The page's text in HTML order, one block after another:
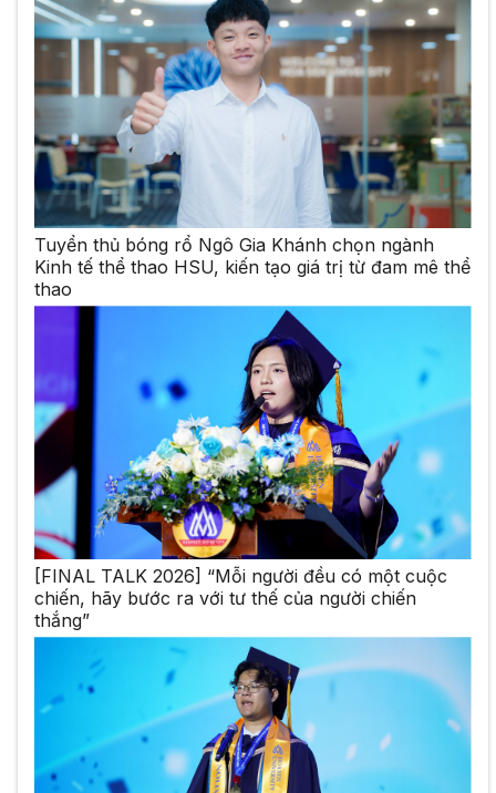
Tuyển thủ bóng rổ Ngô Gia Khánh chọn ngành
Kinh tế thể thao HSU, kiến tạo giá trị từ đam mê thể
thao
[FINAL TALK 2026] “Mỗi người đều có một cuộc
chiến, hãy bước ra với tư thế của người chiến
thắng”